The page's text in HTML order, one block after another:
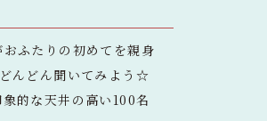
ふたりの初めてを親身
んどん聞いてみよう☆
的な天井の高い100名